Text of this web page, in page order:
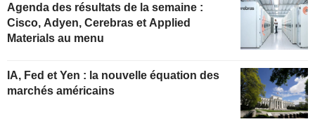
Agenda des résultats de la semaine :
Cisco, Adyen, Cerebras et Applied
Materials au menu
IA, Fed et Yen : la nouvelle équation des
marchés américains